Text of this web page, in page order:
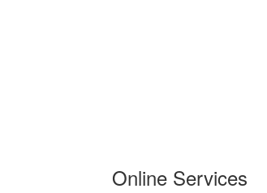
Online Services